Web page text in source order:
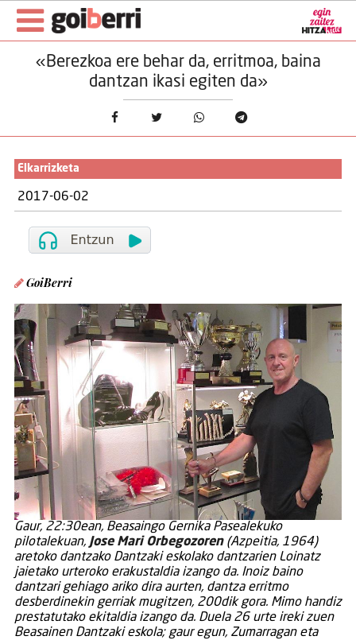
«Berezkoa ere behar da, erritmoa, baina
dantzan ikasi egiten da»
Elkarrizketa
2017-06-02
GoiBerri
Gaur, 22:30ean, Beasaingo Gernika Pasealekuko
pilotalekuan, Jose Mari Orbegozoren(Azpeitia, 1964)
aretoko dantzako Dantzaki eskolako dantzarien Loinatz
jaietako urteroko erakustaldia izango da. Inoiz baino
dantzari gehiago ariko dira aurten, dantza erritmo
desberdinekin gerriak mugitzen, 200dik gora. Mimo handiz
prestatutako ekitaldia izango da. Duela 26 urte ireki zuen
Beasainen Dantzaki eskola; gaur egun, Zumarragan eta